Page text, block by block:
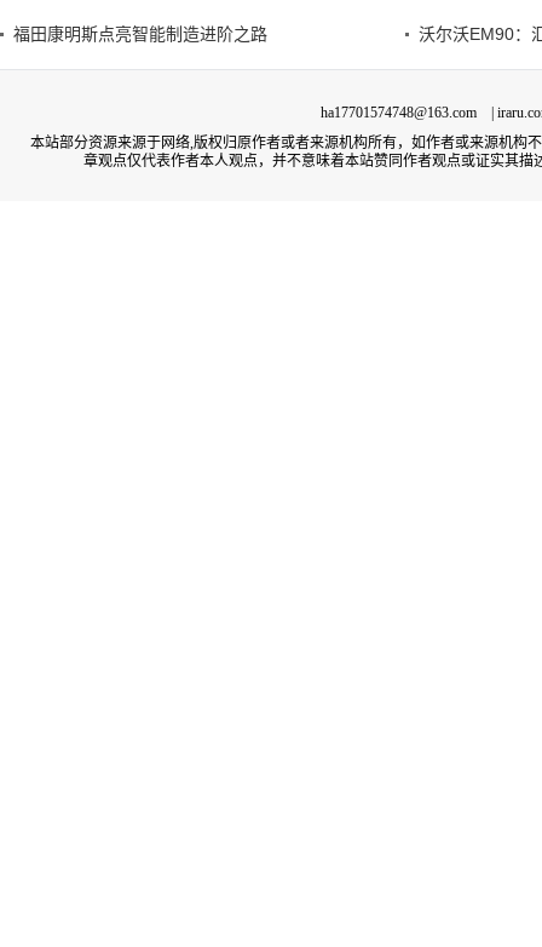
福田康明斯点亮智能制造进阶之路 沃尔沃EM90：
ha17701574748@163.com |
本站部分资源来源于网络,版权归原作者或者来源机构所有，如作者或来源机
章观点仅代表作者本人观点，并不意味着本站赞同作者观点或证实其